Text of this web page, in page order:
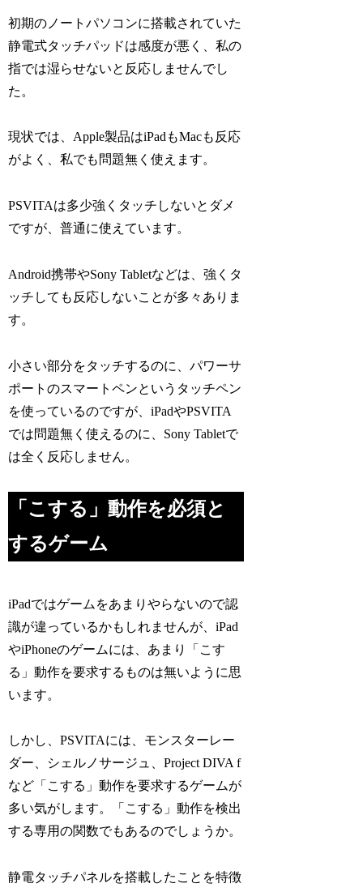
初期のノートパソコンに搭載されていた
静電式タッチパッドは感度が悪く、私の
指では湿らせないと反応しませんでし
た。
現状では、Apple製品はiPadもMacも反応
がよく、私でも問題無く使えます。
PSVITAは多少強くタッチしないとダメ
ですが、普通に使えています。
Android携帯やSony Tabletなどは、強くタ
ッチしても反応しないことが多々ありま
す。
小さい部分をタッチするのに、パワーサ
ポートのスマートペンというタッチペン
を使っているのですが、iPadやPSVITA
では問題無く使えるのに、Sony Tabletで
は全く反応しません。
「こする」動作を必須と
するゲーム
iPadではゲームをあまりやらないので認
識が違っているかもしれませんが、iPad
やiPhoneのゲームには、あまり「こす
る」動作を要求するものは無いように思
います。
しかし、PSVITAには、モンスターレー
ダー、シェルノサージュ、Project DIVA f
など「こする」動作を要求するゲームが
多い気がします。「こする」動作を検出
する専用の関数でもあるのでしょうか。
静電タッチパネルを搭載したことを特徴